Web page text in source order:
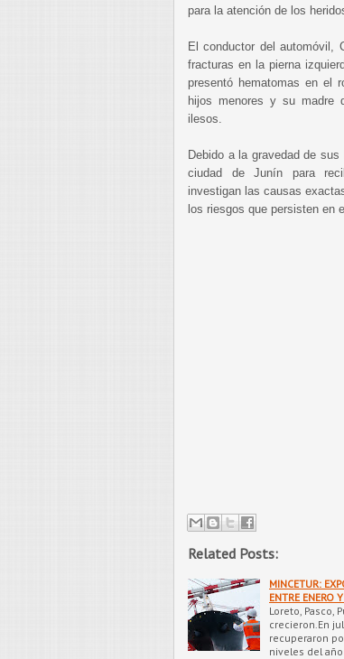
para la atención de los
El conductor del automóvil,
fracturas en la pierna
presentó hematomas en el
hijos menores y su madre
ilesos.
Debido a la gravedad de
ciudad de Junín para
investigan las causas
los riesgos que persisten en
Related Posts:
MINCETUR:
ENTRE ENERO
Loreto, Pasco,
crecieron.En
recuperaron
niveles del año